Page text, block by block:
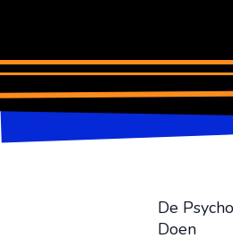
De
Doen